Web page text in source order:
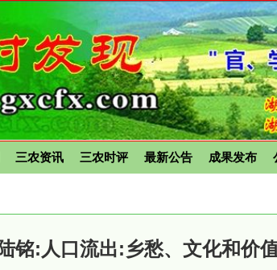
三农资讯 三农时评 最新公告 成果发布
铭:人口流出:乡愁、文化和价